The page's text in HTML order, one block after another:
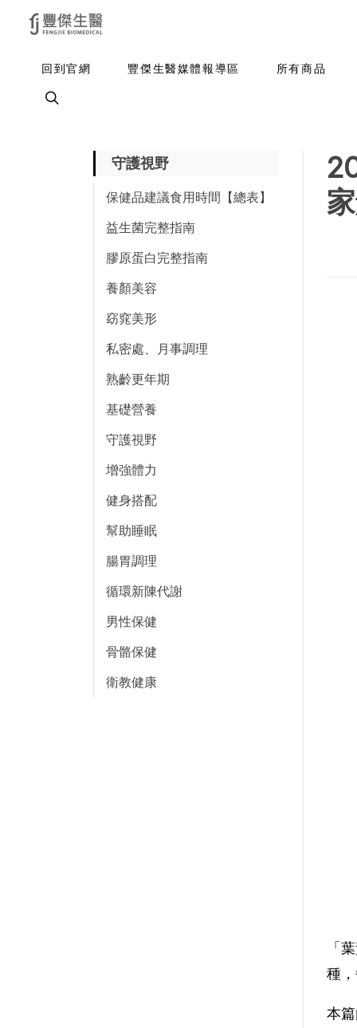
回到官網 豐傑生醫媒體報導區 所有商品
守護視野
保健品建議食用時間【總表】
益生菌完整指南
膠原蛋白完整指南
養顏美容
窈窕美形
私密處、月事調理
熟齡更年期
基礎營養
守護視野
增強體力
健身搭配
幫助睡眠
腸胃調理
循環新陳代謝
男性保健
骨骼保健
衛教健康
「
種
本